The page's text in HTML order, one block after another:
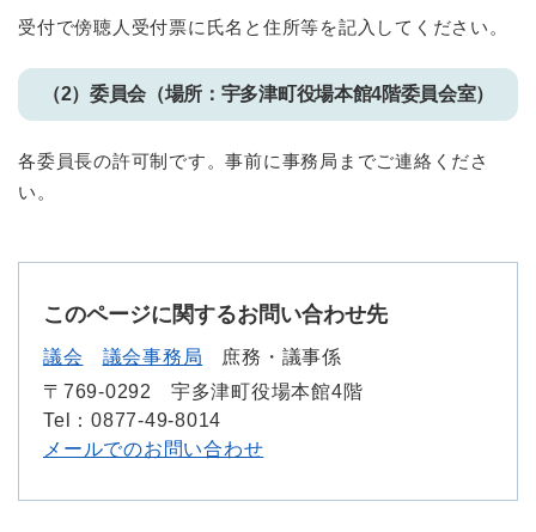
受付で傍聴人受付票に氏名と住所等を記入してください。
（2）委員会（場所：宇多津町役場本館4階委員会室）
各委員長の許可制です。事前に事務局までご連絡くださ
い。
このページに関するお問い合わせ先
議会 議会事務局
庶務・議事係
〒769-0292
宇多津町役場本館4階
Tel：0877-49-8014
メールでのお問い合わせ